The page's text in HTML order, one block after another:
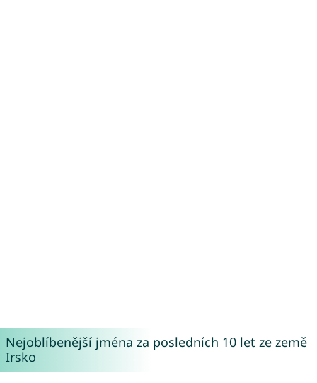
Nejoblíbenější jména za posledních 10 let ze země
Irsko